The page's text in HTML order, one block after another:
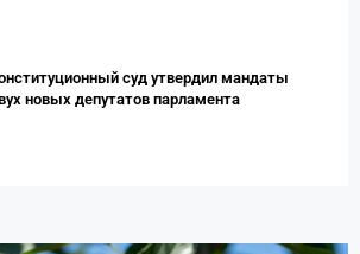
суд утвердил мандаты
новых депутатов парламента